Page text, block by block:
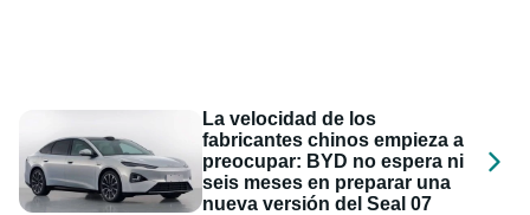
La velocidad de los
fabricantes chinos empieza a
preocupar: BYD no espera ni
seis meses en preparar una
nueva versión del Seal 07